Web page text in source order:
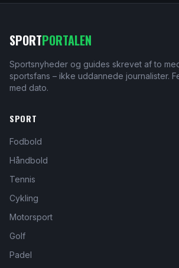
SPORTPORTALEN
Sportsnyheder og guides skrevet af to
sportsfans – ikke uddannede journalister.
med dato.
SPORT
Fodbold
Håndbold
Tennis
Cykling
Motorsport
Golf
Padel